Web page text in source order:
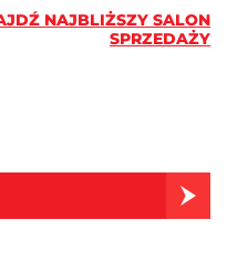
NAJBLIŻSZY SALON
SPRZEDAŻY